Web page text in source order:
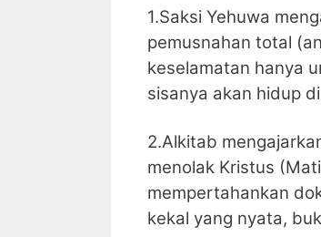
1.Saksi Yehuwa
pemusnahan total
keselamatan hanya
sisanya akan hidup
2.Alkitab
menolak Kristus
mempertahankan
kekal yang nyata,